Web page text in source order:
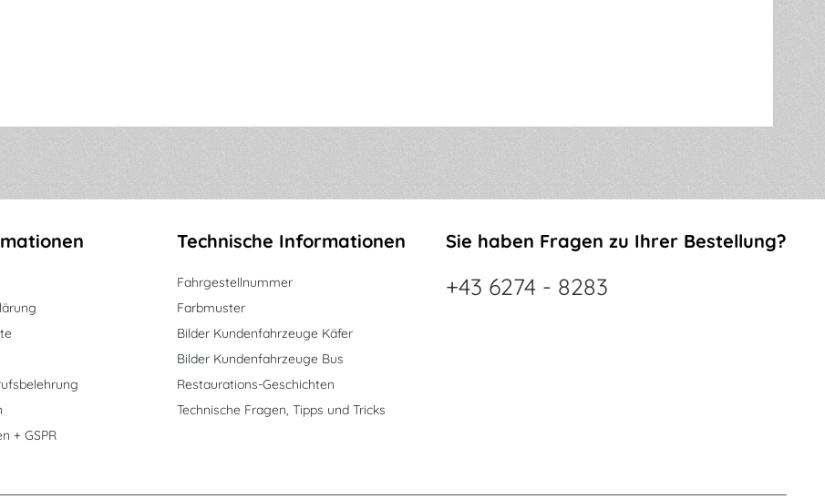
+ GSPR
Technische Informationen
Fahrgestellnummer
Farbmuster
Bilder Kundenfahrzeuge Käfer
Bilder Kundenfahrzeuge Bus
Restaurations-Geschichten
Technische Fragen, Tipps und Tricks
Sie haben Fragen zu Ihrer Bestellung?
+43 6274 - 8283